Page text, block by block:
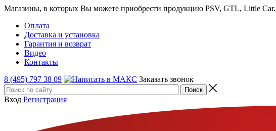
Магазины, в которых Вы можете приобрести продукцию PSV, GTL, Little Car.
Оплата
Доставка и установка
Гарантия и возврат
Видео
Контакты
8 (495) 797 38 09
Заказать звонок
Вход Регистрация